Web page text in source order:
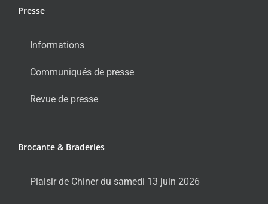
Presse
Informations
Communiqués de presse
Revue de presse
Brocante & Braderies
Plaisir de Chiner du samedi 13 juin 2026